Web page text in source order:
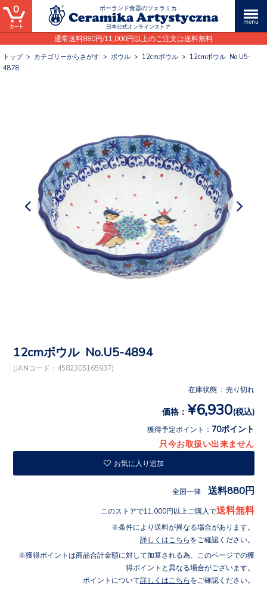
ポーランド食器のツェラミカ
日本公式オンラインストア
通常送料880円/11,000円以上のご注文は送料無料
0
トップ> カテゴリーからさがす > ボウル > 12cmボウル > 12cmボウル No.U5-
4878
12cmボウル No.U5-4894
(JANコード：4582305165937)
在庫状態 : 売り切れ
価格： ¥6,930(税込)
獲得予定ポイント： 70ポイント
只今お取扱い出来ません
お気に入り追加
全国一律 送料880円
このストアで11,000円以上ご購入で送料無料
条件により送料が異なる場合があります。
詳しくはこちら をご確認ください。
獲得ポイントは商品合計金額に対して加算される為、このページでの獲
得ポイントと異なる場合がございます。
ポイントについて詳しくはこちら をご確認ください。